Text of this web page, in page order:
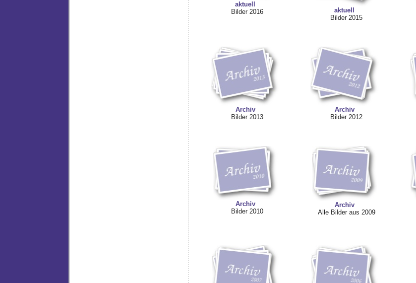
aktuell
Bilder 2016
aktuell
Bilder 2015
Archiv
Bilder 2013
Archiv
Bilder 2012
Archiv
Bilder 2010
Archiv
Alle Bilder aus 2009